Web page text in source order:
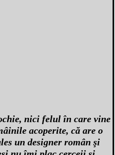
nici felul în care vine
acoperite, că are o
un designer român şi